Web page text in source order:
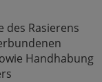
des Rasierens
Handhabung